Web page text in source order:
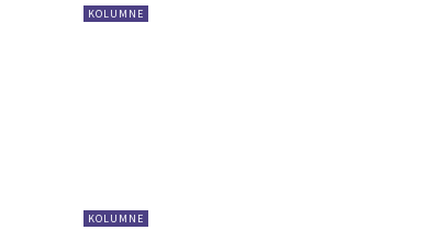
KOLUMNE
KOLUMNE